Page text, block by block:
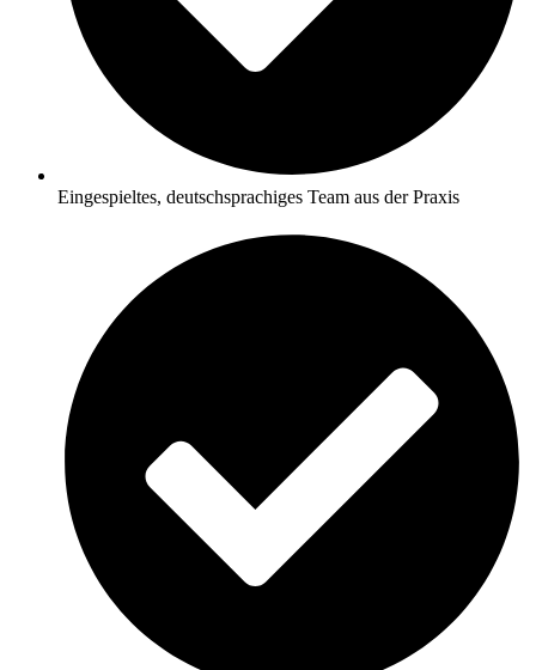
Eingespieltes, deutschsprachiges Team aus der Praxis